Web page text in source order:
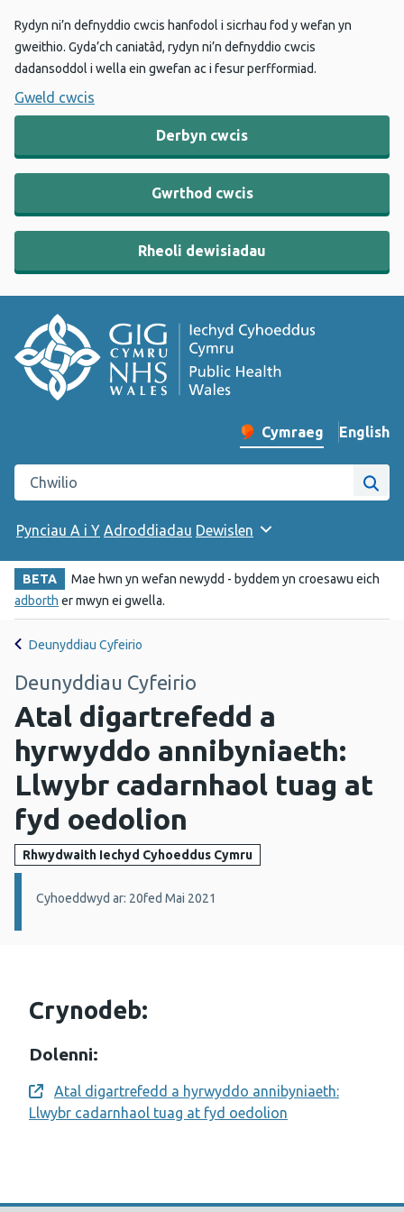
Rydyn ni’n defnyddio cwcis hanfodol i sicrhau fod y wefan yn
gweithio. Gyda’ch caniatâd, rydyn ni’n defnyddio cwcis
dadansoddol i wella ein gwefan ac i fesur perfformiad.
Gweld cwcis
Derbyn cwcis
Gwrthod cwcis
Rheoli dewisiadau
Newid iaith y wefan
Cymraeg English
–
Chwilio gwefan Iechyd Cyhoeddus Cymru
Pynciau A i Y Adroddiadau Dewislen
BETA
Mae hwn yn wefan newydd - byddem yn croesawu eich
adborth er mwyn ei gwella.
Deunyddiau Cyfeirio
Deunyddiau Cyfeirio
Atal digartrefedd a
hyrwyddo annibyniaeth:
Llwybr cadarnhaol tuag at
fyd oedolion
Rhwydwaith Iechyd Cyhoeddus Cymru
Manylion:
Cyhoeddwyd ar: 20fed Mai 2021
Crynodeb:
Dolenni:
Opens a new window
Atal digartrefedd a hyrwyddo annibyniaeth:
Llwybr cadarnhaol tuag at fyd oedolion